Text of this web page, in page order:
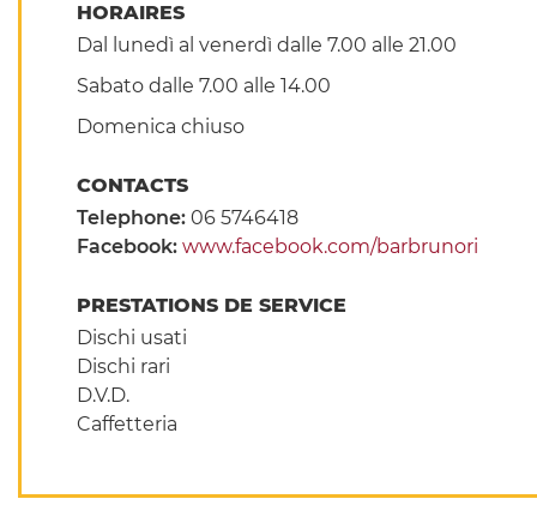
HORAIRES
Dal lunedì al venerdì dalle 7.00 alle 21.00
Sabato dalle 7.00 alle 14.00
Domenica chiuso
CONTACTS
Telephone: 06 5746418
Facebook: www.facebook.com/barbrunori
PRESTATIONS DE SERVICE
Dischi usati
Dischi rari
D.V.D.
Caffetteria